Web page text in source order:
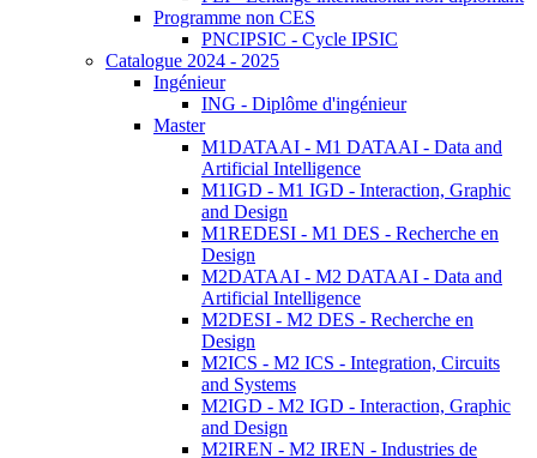
Programme non CES
PNCIPSIC - Cycle IPSIC
Catalogue 2024 - 2025
Ingénieur
ING - Diplôme d'ingénieur
Master
M1DATAAI - M1 DATAAI - Data and
Artificial Intelligence
M1IGD - M1 IGD - Interaction, Graphic
and Design
M1REDESI - M1 DES - Recherche en
Design
M2DATAAI - M2 DATAAI - Data and
Artificial Intelligence
M2DESI - M2 DES - Recherche en
Design
M2ICS - M2 ICS - Integration, Circuits
and Systems
M2IGD - M2 IGD - Interaction, Graphic
and Design
M2IREN - M2 IREN - Industries de